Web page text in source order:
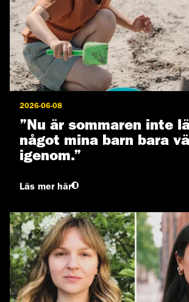
2026-06-08
”Nu är sommaren inte
något mina barn bara
igenom.”
Läs mer här